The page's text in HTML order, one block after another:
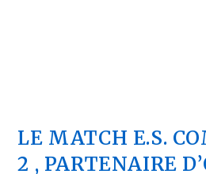
LE MATCH E.S.
2 , PARTENAIRE